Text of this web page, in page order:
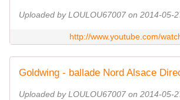
Uploaded by LOULOU67007 on 2014-05-
http://www.youtube.com/
Uploaded by LOULOU67007 on 2014-05-